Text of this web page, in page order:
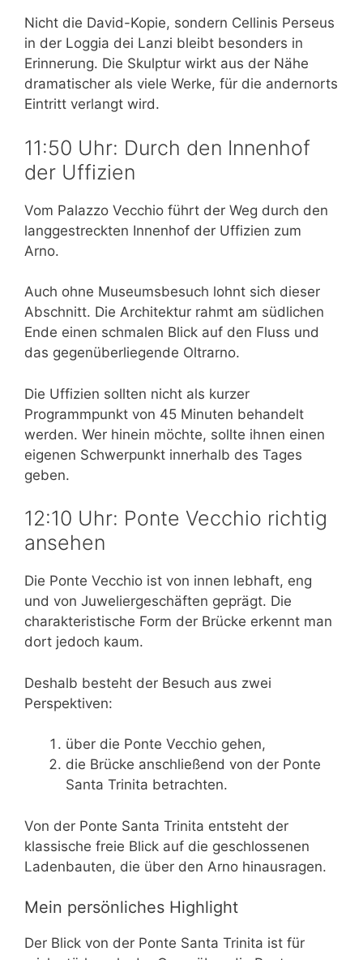
Nicht die David-Kopie, sondern Cellinis Perseus
in der Loggia dei Lanzi bleibt besonders in
Erinnerung. Die Skulptur wirkt aus der Nähe
dramatischer als viele Werke, für die andernorts
Eintritt verlangt wird.
11:50 Uhr: Durch den Innenhof
der Uffizien
Vom Palazzo Vecchio führt der Weg durch den
langgestreckten Innenhof der Uffizien zum
Arno.
Auch ohne Museumsbesuch lohnt sich dieser
Abschnitt. Die Architektur rahmt am südlichen
Ende einen schmalen Blick auf den Fluss und
das gegenüberliegende Oltrarno.
Die Uffizien sollten nicht als kurzer
Programmpunkt von 45 Minuten behandelt
werden. Wer hinein möchte, sollte ihnen einen
eigenen Schwerpunkt innerhalb des Tages
geben.
12:10 Uhr: Ponte Vecchio richtig
ansehen
Die Ponte Vecchio ist von innen lebhaft, eng
und von Juweliergeschäften geprägt. Die
charakteristische Form der Brücke erkennt man
dort jedoch kaum.
Deshalb besteht der Besuch aus zwei
Perspektiven:
über die Ponte Vecchio gehen,
die Brücke anschließend von der Ponte
Santa Trinita betrachten.
Von der Ponte Santa Trinita entsteht der
klassische freie Blick auf die geschlossenen
Ladenbauten, die über den Arno hinausragen.
Mein persönliches Highlight
Der Blick von der Ponte Santa Trinita ist für